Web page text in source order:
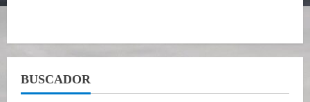
BUSCADOR